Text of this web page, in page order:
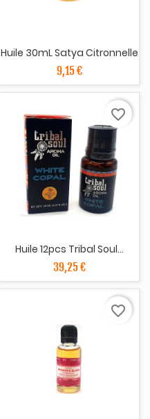
Huile 30mL Satya Citronnelle
9,15 €
Huile 12pcs Tribal Soul...
39,25 €
favorite_border
favorite_border